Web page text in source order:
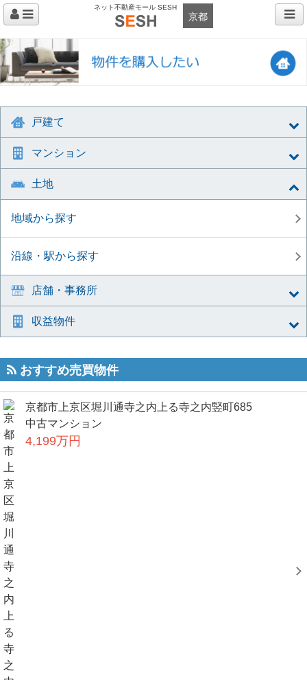
ネット不動産モール SESH
京都
戸建て
マンション
土地
地域から探す
沿線・駅から探す
店舗・事務所
収益物件
おすすめ売買物件
京都市上京区堀川通寺之内上る寺之内竪町685
中古マンション
4,199万円